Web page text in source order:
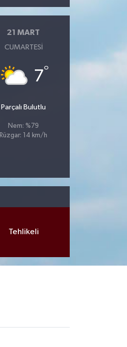
21 MART
CUMARTESI
7°
Parçalı Bulutlu
Nem: %79
Rüzgar: 14 km/h
Tehlikeli